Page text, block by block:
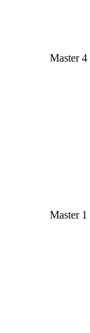
Master 4
Master 1